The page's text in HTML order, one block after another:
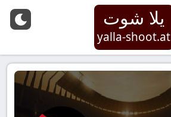
يلا شوت
yalla-shoot.at